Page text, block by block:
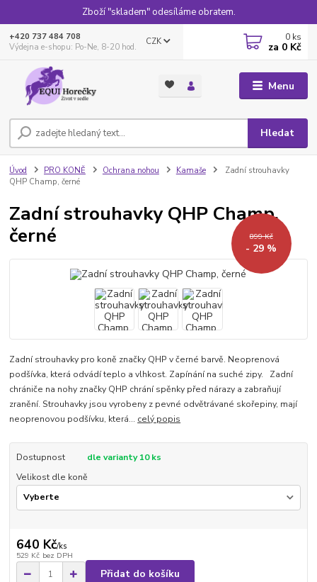
Zboží "skladem" odesíláme obratem.
Menu
CZK
Hledat
+420 737 484 708
Výdejna e-shopu: Po-Ne, 8-20 hod.
0 ks
za 0 Kč
Úvod PRO KONĚ Ochrana nohou Kamaše
Zadní strouhavky
QHP Champ, černé
Zadní strouhavky QHP Champ,
černé
899 Kč
- 29 %
Zadní strouhavky pro koně značky QHP v černé barvě. Neoprenová
podšívka, která odvádí teplo a vlhkost. Zapínání na suché zipy. Zadní
chrániče na nohy značky QHP chrání spěnky před nárazy a zabraňují
zranění. Strouhavky jsou vyrobeny z pevné odvětrávané skořepiny, mají
neoprenovou podšívku, která... celý popis
Dostupnost
dle varianty 10 ks
Velikost dle koně
640 Kč/ks
529 Kč bez DPH
Přidat do košíku